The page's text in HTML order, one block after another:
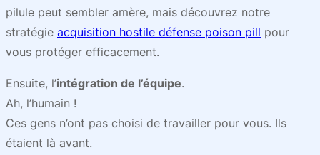
pilule peut sembler amère, mais découvrez notre
stratégie acquisition hostile défense poison pill pour
vous protéger efficacement.
Ensuite, l’intégration de l’équipe.
Ah, l’humain !
Ces gens n’ont pas choisi de travailler pour vous. Ils
étaient là avant.